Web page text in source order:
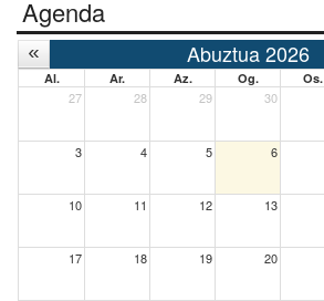
Agenda
Abuztua 2026
Al. Ar. Az. Og. Os.
27 28 29 30
3 4 5 6
10 11 12 13
17 18 19 20